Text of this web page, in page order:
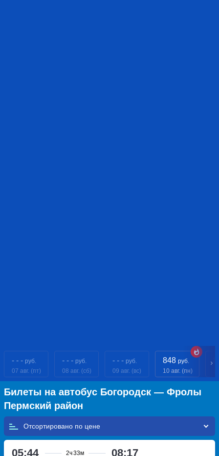
- - - руб.
07 авг. (пт)
- - - руб.
08 авг. (сб)
- - - руб.
09 авг. (вс)
848 руб.
10 авг. (пн)
Билеты на автобус Богородск — Фролы
Пермский район
Отсортировано по
05:44 2ч33м 08:17